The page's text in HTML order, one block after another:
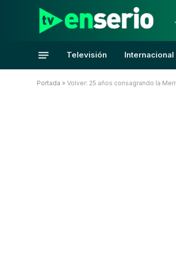
Televisión Internacional
Portada » Volver: 25 años consagrando la